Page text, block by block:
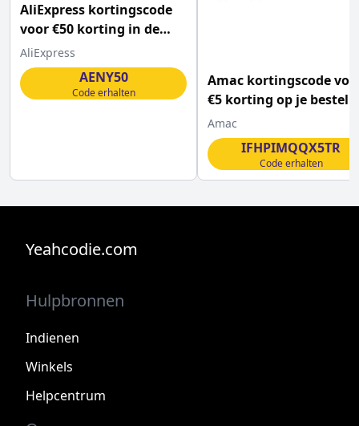
AliExpress kortingscode
voor €50 korting in de
shop
AliExpress
AENY50
Code erhalten
Amac kortingscode
€5 korting op je
Amac
IFHPIMQQX5TR
Code erhalten
Yeahcodie.com
Hulpbronnen
Indienen
Winkels
Helpcentrum